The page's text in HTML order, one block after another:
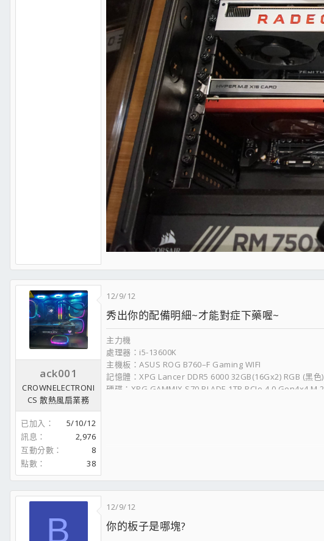
ack001
CROWNELECTRONI
CS 散熱風扇業務
已加入
5/10/12
訊息
2,976
互動分數
8
點數
38
12/9/12
秀出你的配備明細~才能對症下藥喔~
主力機
處理器：i5-13600K
主機板：ASUS ROG B760–F Gaming WIFI
記憶體：XPG Lancer DDR5 6000 32GB(16Gx2) RGB (黑色
硬碟：XPG GAMMIX S70 BLADE 1TB PCIe 4.0 Gen4x4
處理器 : Intel Core I7-2600K OC 4.5G @1.2V
散熱器 : Cryorig R1 Ultimate
B
12/9/12
你的板子是哪塊?